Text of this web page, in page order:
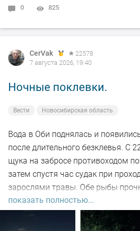
0 825
CerVak
22578
7 августа 2026, 19:40
Ночные поклевки.
Вести Новосибирская область
Вода в Оби поднялась и
после длительного безклевья. С
щука на забросе противоходом
затем спустя час судак при
зарослями травы. Обе рыбы
и при чистке оказались с
дальнейших поклёвок.
показать полностью...